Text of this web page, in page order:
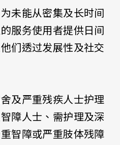
未能从密集及长时间
服务使用者提供日间
们透过发展性及社交
及严重残疾人士护理
障人士、需护理及深
智障或严重肢体残障